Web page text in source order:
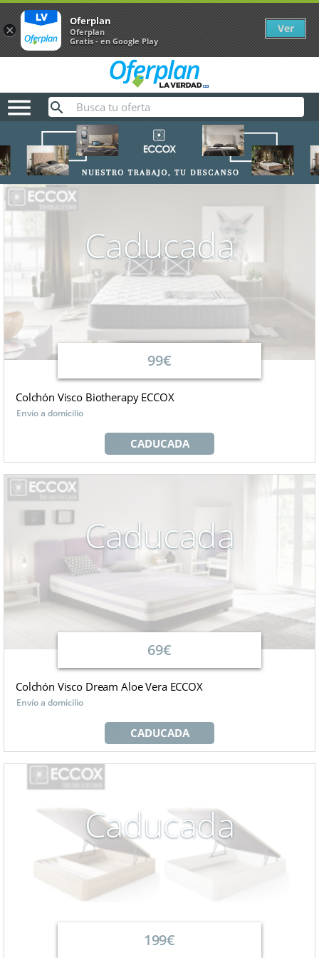

Caducada
99€
Colchón Visco Biotherapy ECCOX
Envío a domicilio
CADUCADA
Caducada
69€
Colchón Visco Dream Aloe Vera ECCOX
Envío a domicilio
CADUCADA
Caducada
199€
×
Oferplan
Oferplan
Gratis - en Google Play
Ver